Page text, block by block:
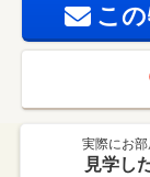
こ
実際にお部
見学し